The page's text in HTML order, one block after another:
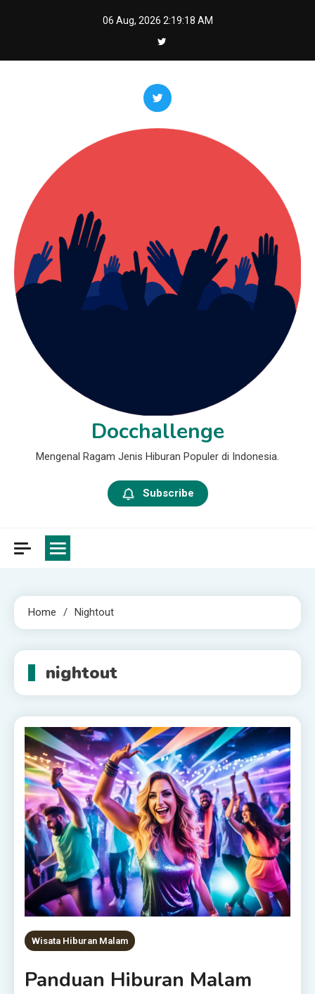
06 Aug, 2026 2:19:19 AM
Docchallenge
Mengenal Ragam Jenis Hiburan Populer di Indonesia.
Subscribe
Home Nightout
nightout
Wisata Hiburan Malam
Panduan Hiburan Malam